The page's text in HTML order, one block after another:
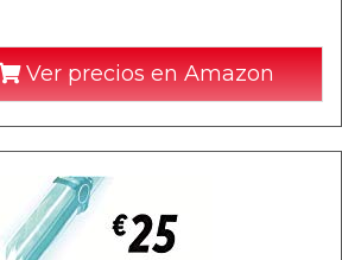
Ver precios en Amazon